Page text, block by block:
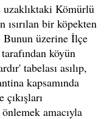
Kömürlü
ısırılan bir köpekten
Bunun üzerine İlçe
köyün
tabelası asılıp,
kapsamında
önlemek amacıyla